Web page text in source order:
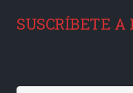
SUSCRÍBETE